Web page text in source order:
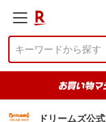
ドリームズ公